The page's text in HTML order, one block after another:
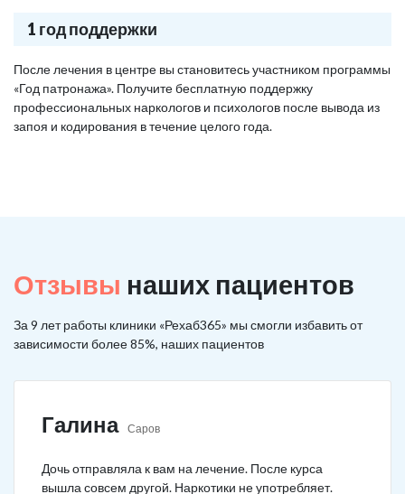
1 год поддержки
После лечения в центре вы становитесь участником программы
«Год патронажа». Получите бесплатную поддержку
профессиональных наркологов и психологов после вывода из
запоя и кодирования в течение целого года.
Отзывы наших пациентов
За 9 лет работы клиники «Рехаб365» мы смогли избавить от
зависимости более 85%, наших пациентов
Галина Саров
Дочь отправляла к вам на лечение. После курса
вышла совсем другой. Наркотики не употребляет.